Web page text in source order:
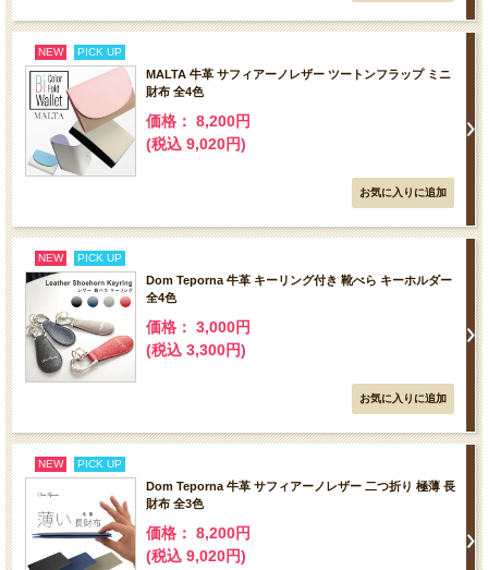
NEW PICK UP
MALTA 牛革 サフィアーノレザー ツートンフラップ ミニ
財布 全4色
価格： 8,200円
(税込 9,020円)
NEW PICK UP
Dom Teporna 牛革 キーリング付き 靴べら キーホルダー
全4色
価格： 3,000円
(税込 3,300円)
NEW PICK UP
Dom Teporna 牛革 サフィアーノレザー 二つ折り 極薄 長
財布 全3色
価格： 8,200円
(税込 9,020円)